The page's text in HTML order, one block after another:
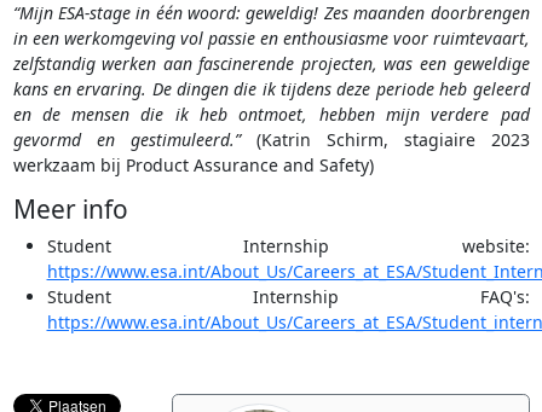
“Mijn ESA-stage in één woord: geweldig! Zes maanden doorbrengen
in een werkomgeving vol passie en enthousiasme voor ruimtevaart,
zelfstandig werken aan fascinerende projecten, was een geweldige
kans en ervaring. De dingen die ik tijdens deze periode heb geleerd
en de mensen die ik heb ontmoet, hebben mijn verdere pad
gevormd en gestimuleerd.”(Katrin Schirm, stagiaire 2023
werkzaam bij Product Assurance and Safety)
Meer info
Student Internship website:
https://www.esa.int/About_Us/Careers_at_ESA/
Student Internship FAQ's:
https://www.esa.int/About_Us/Careers_at_ESA/